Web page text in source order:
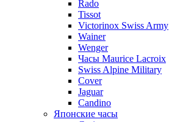
Rado
Tissot
Victorinox Swiss Army
Wainer
Wenger
Часы Maurice Lacroix
Swiss Alpine Military
Cover
Jaguar
Candino
Японские часы